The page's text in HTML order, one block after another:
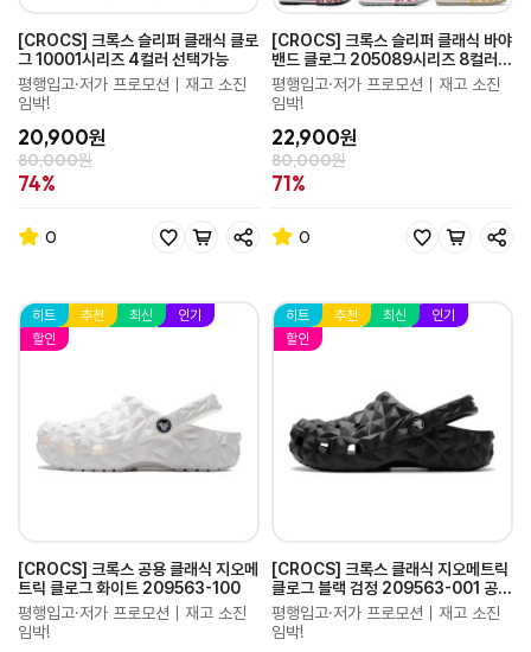
[CROCS] 크록스 슬리퍼 클래식 클로
그 10001시리즈 4컬러 선택가능
평행입고·저가 프로모션｜재고 소진
임박!
20,900원
80,000원
74%
0
[CROCS] 크록스 슬리퍼 클래식 바야
밴드 클로그 205089시리즈 8컬러
라인업
평행입고·저가 프로모션｜재고 소진
임박!
22,900원
80,000원
71%
0
히트 추천 최신
인기
할인
[CROCS] 크록스 공용 클래식 지오메
트릭 클로그 화이트 209563-100
평행입고·저가 프로모션｜재고 소진
임박!
히트 추천 최신
인기
할인
[CROCS] 크록스 클래식 지오메트릭
클로그 블랙 검정 209563-001 공용
샌들
평행입고·저가 프로모션｜재고 소진
임박!